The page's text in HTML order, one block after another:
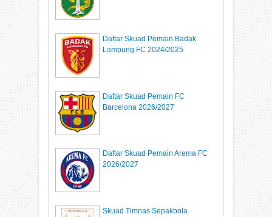
Daftar Skuad Pemain Badak
Lampung FC 2024/2025
Daftar Skuad Pemain FC
Barcelona 2026/2027
Daftar Skuad Pemain Arema FC
2026/2027
Skuad Timnas Sepakbola